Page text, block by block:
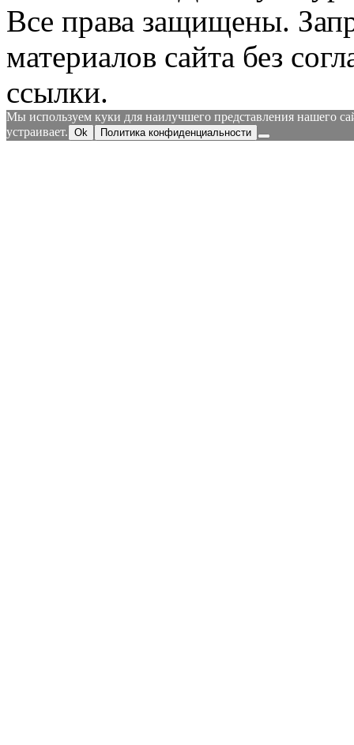
Все права защищены.
материалов сайта без
ссылки.
Мы используем куки для наилучшего представления нашего
устраивает. Ok Политика конфиденциальности